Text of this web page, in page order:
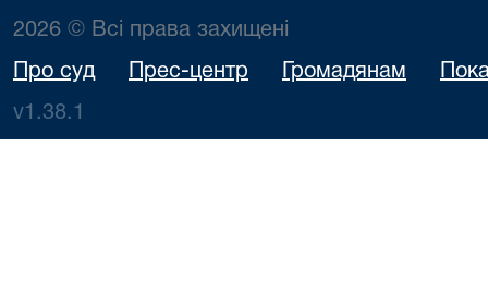
2026 © Всі права захищені
Про суд Прес-центр Громадянам
v1.38.1